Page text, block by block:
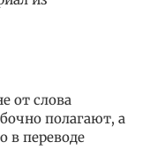
от слова
полагают, а
в переводе